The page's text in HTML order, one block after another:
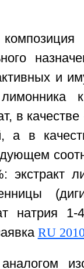
и
в
а в
экстракт
натрия
RU